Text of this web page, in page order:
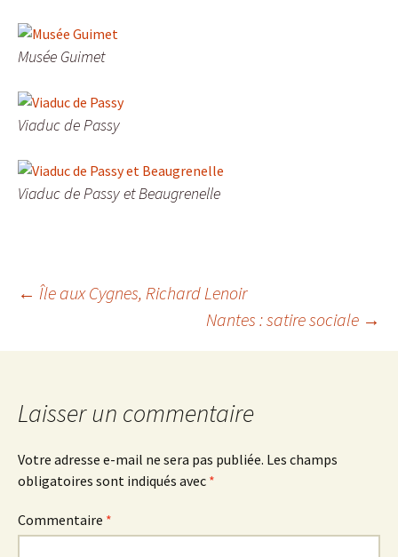
Musée Guimet
Viaduc de Passy
Viaduc de Passy et Beaugrenelle
Navigation
des
articles
← Île aux Cygnes, Richard Lenoir
Nantes : satire sociale →
Laisser un commentaire
Votre adresse e-mail ne sera pas publiée. Les champs
obligatoires sont indiqués avec *
Commentaire *